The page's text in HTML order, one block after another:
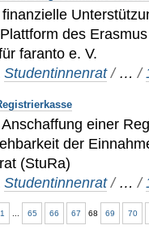
des
faranto e. V.
Studentinnenrat / …/
einer
der
(StuRa)
Studentinnenrat / …/
1 65 66 67 68 69 70